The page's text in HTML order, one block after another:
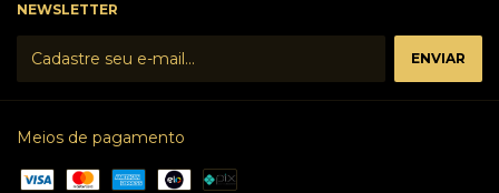
NEWSLETTER
Meios de pagamento